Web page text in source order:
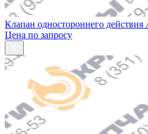
Клапан одностороннего
Цена по запросу